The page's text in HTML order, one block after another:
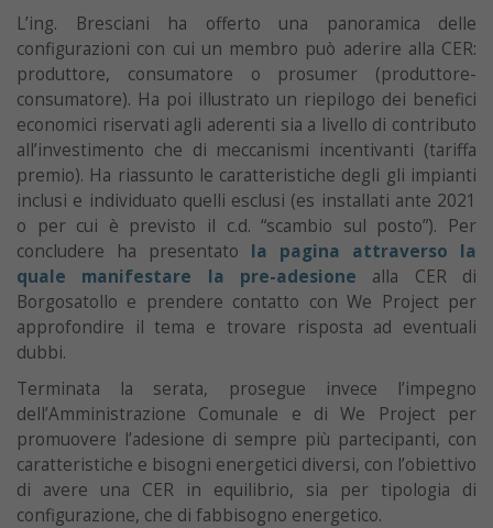
L’ing. Bresciani ha offerto una panoramica delle
configurazioni con cui un membro può aderire alla CER:
produttore, consumatore o prosumer (produttore-
consumatore). Ha poi illustrato un riepilogo dei benefici
economici riservati agli aderenti sia a livello di contributo
all’investimento che di meccanismi incentivanti (tariffa
premio). Ha riassunto le caratteristiche degli gli impianti
inclusi e individuato quelli esclusi (es installati ante 2021
o per cui è previsto il c.d. “scambio sul posto”). Per
concludere ha presentato la pagina attraverso la
quale manifestare la pre-adesione alla CER di
Borgosatollo e prendere contatto con We Project per
approfondire il tema e trovare risposta ad eventuali
dubbi.
Terminata la serata, prosegue invece l’impegno
dell’Amministrazione Comunale e di We Project per
promuovere l’adesione di sempre più partecipanti, con
caratteristiche e bisogni energetici diversi, con l’obiettivo
di avere una CER in equilibrio, sia per tipologia di
configurazione, che di fabbisogno energetico.